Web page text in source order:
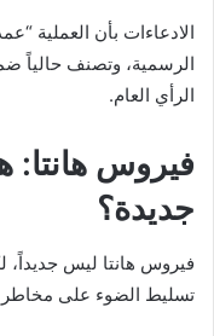
الادعاءات بأن العملية
الرسمية، وتصنف حالياً
الرأي العام.
فيروس هانتا:
جديدة؟
تسليط الضوء على مخاطر